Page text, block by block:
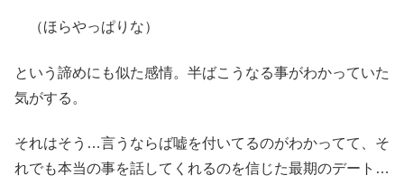
（ほらやっぱりな）
という諦めにも似た感情。半ばこうなる事がわかっていた
気がする。
それはそう…言うならば嘘を付いてるのがわかってて、そ
れでも本当の事を話してくれるのを信じた最期のデート…